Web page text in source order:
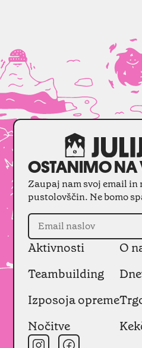
OSTANIMO NA
Zaupaj nam svoj email in
pustolovščin. Ne bomo
Aktivnosti
Teambuilding
Izposoja opreme
Nočitve
O